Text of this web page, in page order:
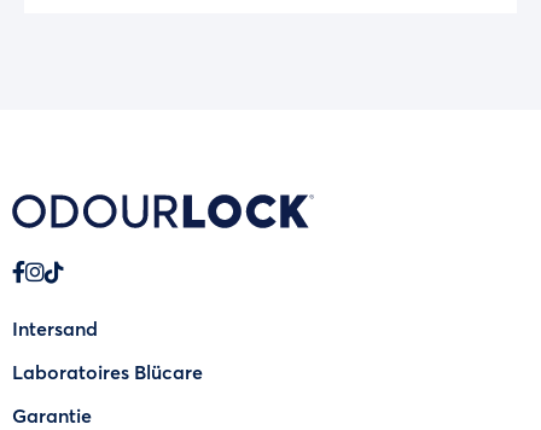
Intersand
Laboratoires Blücare
Garantie